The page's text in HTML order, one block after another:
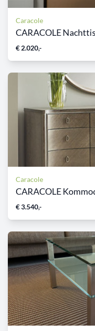
Caracole
CARACOLE
€ 2.020,-
Caracole
CARACOLE
€ 3.540,-